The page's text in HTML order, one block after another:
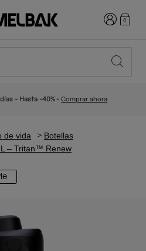
Iniciar0
- Hasta -40% -Comprar ahora
de vida
Botellas
– Tritan™ Renew